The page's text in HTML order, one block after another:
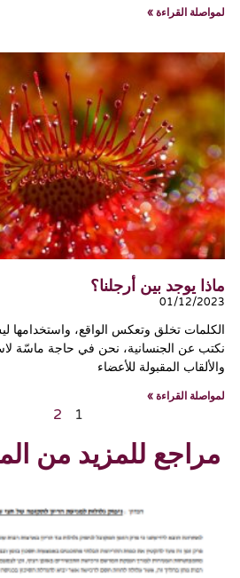
لمواصلة القراءة »
ماذا يوجد بين أرجلنا؟
01/12/2023
الكلمات تخلق وتعكس الواقع، واستخدامها
نكتب عن الجنسانية، نحن في حاجة ماسّة
والألقاب المقبولة للأعضاء
لمواصلة القراءة »
1
2
مراجع للمزيد من